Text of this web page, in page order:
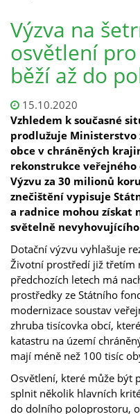
Výzva na
osvětlení pro
běží až do
15.10.2020
Vzhledem k současné
prodlužuje
obce v chráněných
rekonstrukce veřejného
Výzvu za 30 milionů
znečištění vypisuje
a radnice mohou získat
světelně
Dotační výzvu vyhlašuje
Životní prostředí již třetím
předchozích letech má
prostředky ze Státního
modernizace soustav
zhruba tisícovka obcí,
katastru na území
mají méně než 100 tisíc
Osvětlení, které může být
splnit několik hlavních
do dolního poloprostoru,